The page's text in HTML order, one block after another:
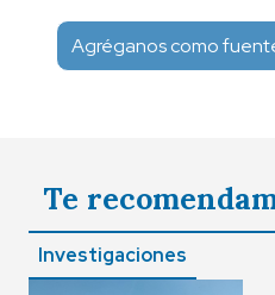
Agréganos como
Te
Investigaciones